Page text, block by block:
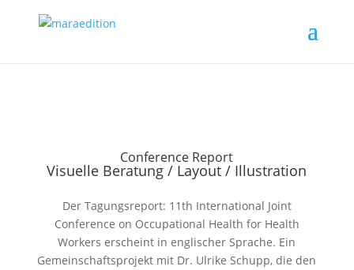
Conference Report
Visuelle Beratung / Layout / Illustration
Der Tagungsreport: 11th International Joint
Conference on Occupational Health for Health
Workers erscheint in englischer Sprache. Ein
Gemeinschaftsprojekt mit Dr. Ulrike Schupp, die den